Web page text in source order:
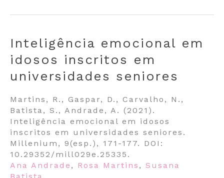
Inteligência emocional em
idosos inscritos em
universidades seniores
Martins, R., Gaspar, D., Carvalho, N.,
Batista, S., Andrade, A. (2021).
Inteligência emocional em idosos
inscritos em universidades seniores.
Millenium, 9(esp.), 171-177. DOI:
10.29352/mill029e.25335.
Ana Andrade , Rosa Martins , Susana